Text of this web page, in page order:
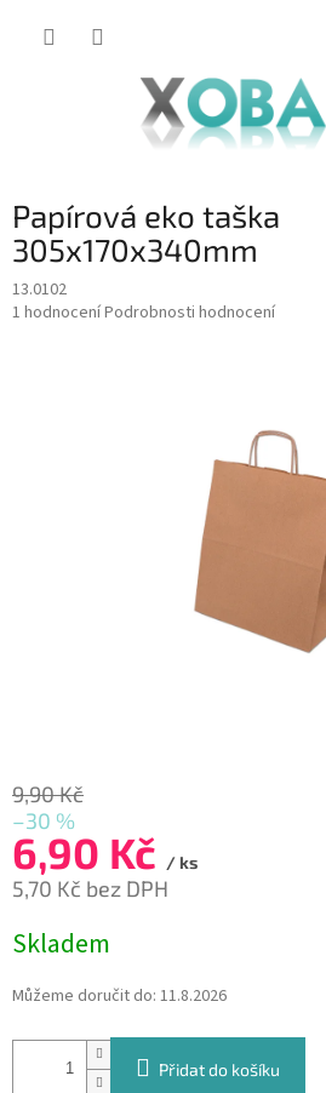
Papírová eko taška
305x170x340mm
13.0102
Průměrné
1 hodnoceníPodrobnosti hodnocení
9,90 Kč
–30 %
6,90 Kč / ks
5,70 Kč bez DPH
cena:
Skladem
Můžeme doručit do: 11.8.2026
Přidat do košíku